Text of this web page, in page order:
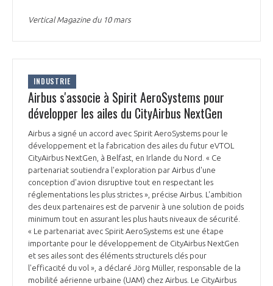
CHIFFRES CLÉS
COMPÉTITIVITÉ
EMPLOI & FORMATION
ENVIRONNEMENT
INNOVATION
INTERNATIONALISATION
LES PUBLICATIONS
DOCUMENTS & BROCHURES
RAPPORTS D'ACTIVITÉS
Vertical Magazine du 10 mars
INDUSTRIE
Airbus s'associe à Spirit AeroSystems pour
développer les ailes du CityAirbus NextGen
Airbus a signé un accord avec Spirit AeroSystems pour le
développement et la fabrication des ailes du futur eVTOL
CityAirbus NextGen, à Belfast, en Irlande du Nord. « Ce
partenariat soutiendra l'exploration par Airbus d'une
conception d'avion disruptive tout en respectant les
réglementations les plus strictes », précise Airbus. L'ambition
des deux partenaires est de parvenir à une solution de poids
minimum tout en assurant les plus hauts niveaux de sécurité.
« Le partenariat avec Spirit AeroSystems est une étape
importante pour le développement de CityAirbus NextGen
et ses ailes sont des éléments structurels clés pour
l'efficacité du vol », a déclaré Jörg Müller, responsable de la
mobilité aérienne urbaine (UAM) chez Airbus. Le CityAirbus